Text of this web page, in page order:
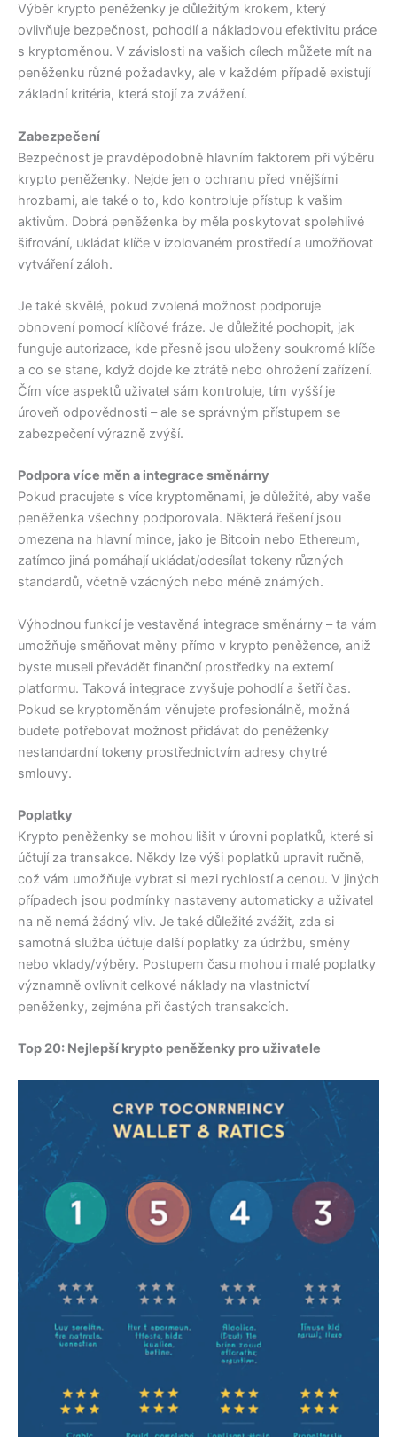
Výběr krypto peněženky je důležitým krokem, který
ovlivňuje bezpečnost, pohodlí a nákladovou efektivitu práce
s kryptoměnou. V závislosti na vašich cílech můžete mít na
peněženku různé požadavky, ale v každém případě existují
základní kritéria, která stojí za zvážení.
Zabezpečení
Bezpečnost je pravděpodobně hlavním faktorem při výběru
krypto peněženky. Nejde jen o ochranu před vnějšími
hrozbami, ale také o to, kdo kontroluje přístup k vašim
aktivům. Dobrá peněženka by měla poskytovat spolehlivé
šifrování, ukládat klíče v izolovaném prostředí a umožňovat
vytváření záloh.
Je také skvělé, pokud zvolená možnost podporuje
obnovení pomocí klíčové fráze. Je důležité pochopit, jak
funguje autorizace, kde přesně jsou uloženy soukromé klíče
a co se stane, když dojde ke ztrátě nebo ohrožení zařízení.
Čím více aspektů uživatel sám kontroluje, tím vyšší je
úroveň odpovědnosti – ale se správným přístupem se
zabezpečení výrazně zvýší.
Podpora více měn a integrace směnárny
Pokud pracujete s více kryptoměnami, je důležité, aby vaše
peněženka všechny podporovala. Některá řešení jsou
omezena na hlavní mince, jako je Bitcoin nebo Ethereum,
zatímco jiná pomáhají ukládat/odesílat tokeny různých
standardů, včetně vzácných nebo méně známých.
Výhodnou funkcí je vestavěná integrace směnárny – ta vám
umožňuje směňovat měny přímo v krypto peněžence, aniž
byste museli převádět finanční prostředky na externí
platformu. Taková integrace zvyšuje pohodlí a šetří čas.
Pokud se kryptoměnám věnujete profesionálně, možná
budete potřebovat možnost přidávat do peněženky
nestandardní tokeny prostřednictvím adresy chytré
smlouvy.
Poplatky
Krypto peněženky se mohou lišit v úrovni poplatků, které si
účtují za transakce. Někdy lze výši poplatků upravit ručně,
což vám umožňuje vybrat si mezi rychlostí a cenou. V jiných
případech jsou podmínky nastaveny automaticky a uživatel
na ně nemá žádný vliv. Je také důležité zvážit, zda si
samotná služba účtuje další poplatky za údržbu, směny
nebo vklady/výběry. Postupem času mohou i malé poplatky
významně ovlivnit celkové náklady na vlastnictví
peněženky, zejména při častých transakcích.
Top 20: Nejlepší krypto peněženky pro uživatele